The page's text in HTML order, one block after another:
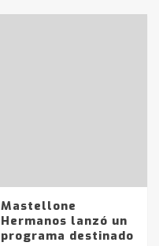
Mastellone
Hermanos lanzó un
programa destinado